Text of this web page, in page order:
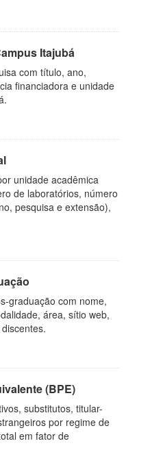
Itajubá
com título, ano,
financiadora e unidade
unidade acadêmica
de laboratórios, número
pesquisa e extensão),
graduação com nome,
área, sítio web,
(BPE)
substitutos, titular-
por regime de
em fator de